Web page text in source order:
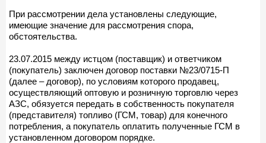
При рассмотрении дела установлены следующие,
имеющие значение для рассмотрения спора,
обстоятельства.
23.07.2015 между истцом (поставщик) и ответчиком
(покупатель) заключен договор поставки №23/0715-П
(далее – договор), по условиям которого продавец,
осуществляющий оптовую и розничную торговлю через
АЗС, обязуется передать в собственность покупателя
(представителя) топливо (ГСМ, товар) для конечного
потребления, а покупатель оплатить полученные ГСМ в
установленном договором порядке.